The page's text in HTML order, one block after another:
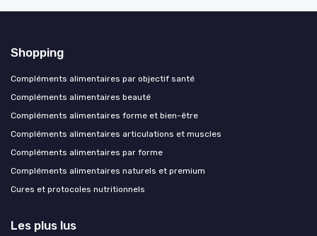
Shopping
Compléments alimentaires par objectif santé
Compléments alimentaires beauté
Compléments alimentaires forme et bien-être
Compléments alimentaires articulations et muscles
Compléments alimentaires par forme
Compléments alimentaires naturels et premium
Cures et protocoles nutritionnels
Les plus lus